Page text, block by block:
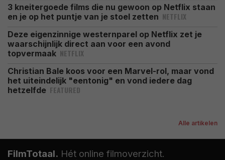
3 kneitergoede films die nu gewoon op Netflix staan
en je op het puntje van je stoel zetten NETFLIX
Deze eigenzinnige westernparel op Netflix zet je
waarschijnlijk direct aan voor een avond
topvermaak NETFLIX
Christian Bale koos voor een Marvel-rol, maar vond
het uiteindelijk "eentonig" en vond iedere dag
hetzelfde FEATURED
Alle artikelen
FilmTotaal. Hét online filmoverzicht.